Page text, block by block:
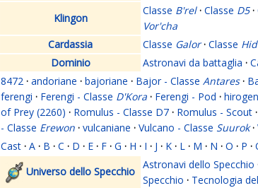
Klingon
Classe B'rel · Classe D5 ·
Vor'cha
Cardassia
Classe Galor · Classe
Dominio
Astronavi da battaglia ·
8472 · andoriane · bajoriane · Bajor - Classe Antares ·
ferengi · Ferengi - Classe D'Kora · Ferengi - Pod ·
of Prey (2260) · Romulus - Classe D7 · Romulus - Scout ·
- Classe Erewon · vulcaniane · Vulcano - Classe Suurok ·
Cast · A · B · C · D · E · F · G · H · I · J · K · L · M · N · O · P ·
Universo dello Specchio
Astronavi dello Specchio
Specchio · Tecnologia